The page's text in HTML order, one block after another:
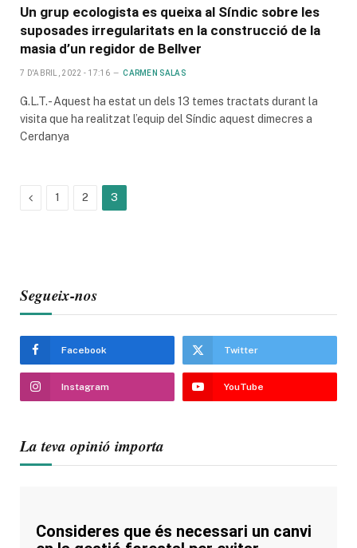
Un grup ecologista es queixa al Síndic sobre les
suposades irregularitats en la construcció de la
masia d’un regidor de Bellver
7 D'ABRIL, 2022 - 17:16 CARMEN SALAS
G.L.T.- Aquest ha estat un dels 13 temes tractats durant la
visita que ha realitzat l’equip del Síndic aquest dimecres a
Cerdanya
Previous
1 2 3
Segueix-nos
Facebook Twitter
Instagram YouTube
La teva opinió importa
Consideres que és necessari un canvi